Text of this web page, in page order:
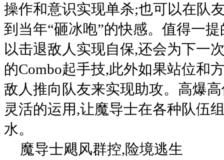
操作和意识实现单杀;也可以在队
到当年“砸冰咆”的快感。值得一
以击退敌人实现自保,还会为下一
的Combo起手技,此外如果站位和
敌人推向队友来实现助攻。高爆
灵活的运用,让魔导士在各种队伍
水。
魔导士飓风群控,险境逃生